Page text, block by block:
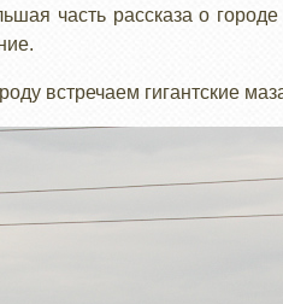
часть рассказа о
встречаем гигантские